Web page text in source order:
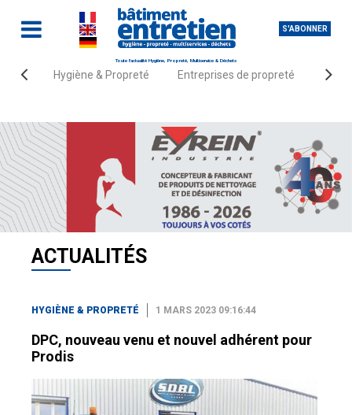
S'ABONNER
Toute l'actualité Hygiène, Propreté, Multiservice & Déchets
Hygiène & Propreté Entreprises de propreté
Accueil Actualités Hygiène & Propreté
ACTUALITÉS
HYGIÈNE & PROPRETÉ 1 MARS 2023 09:16:44
DPC, nouveau venu et nouvel adhérent pour
Prodis